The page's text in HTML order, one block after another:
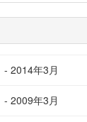
2014年3月
2009年3月